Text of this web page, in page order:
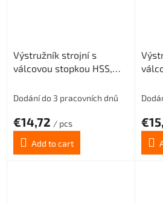
Výstružník strojní s
válcovou stopkou HSS,
Dodání do 3 pracovních dnů
€14,72 / pcs
Add to cart